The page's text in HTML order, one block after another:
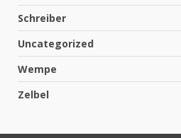
Schreiber
Uncategorized
Wempe
Zelbel